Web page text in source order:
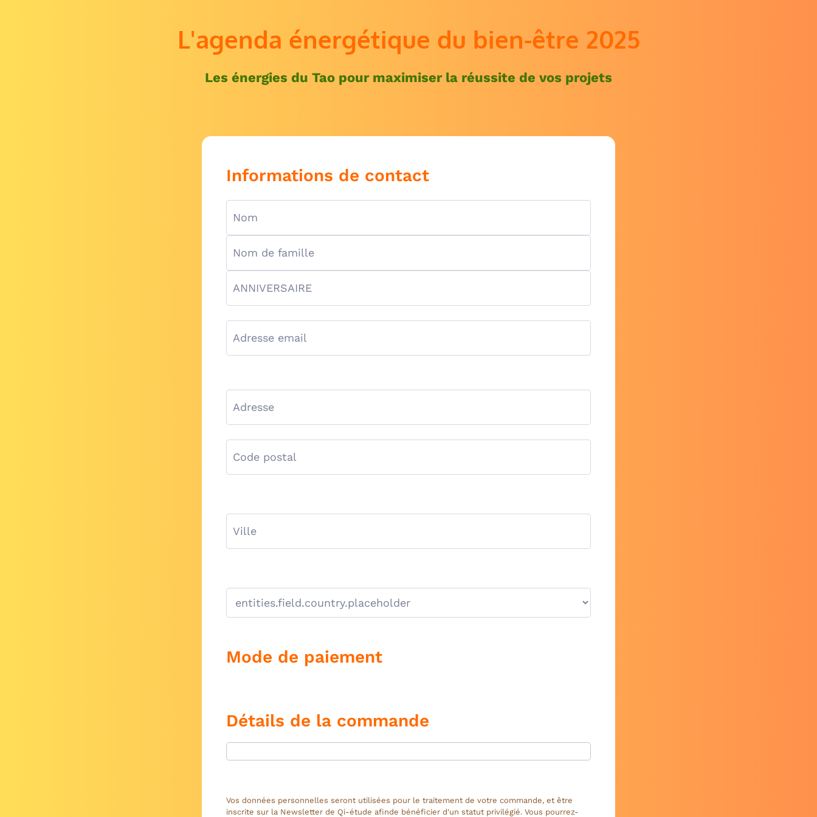
L'agenda énergétique du bien-être 2025
Les énergies du Tao pour maximiser la réussite de vos projets
Informations de contact
Mode de paiement
Détails de la commande
Vos données personnelles seront utilisées pour le traitement de votre commande, et être
inscrite sur la Newsletter de Qi-étude afinde bénéficier d'un statut privilégié. Vous pourrez-